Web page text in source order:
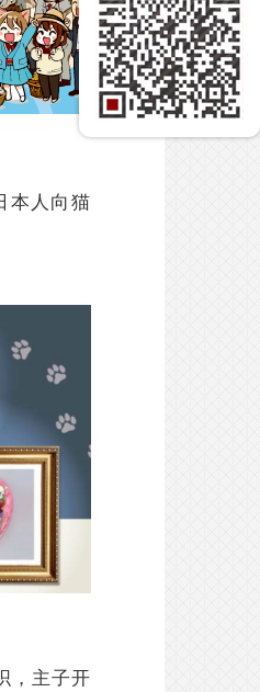
本人向猫
，主子开